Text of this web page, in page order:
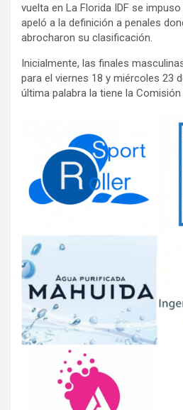
vuelta en La Florida IDF se
apeló a la definición a penales
abrocharon su clasificación.
Inicialmente, las finales
para el viernes 18 y miércoles 23
última palabra la tiene la Comisión